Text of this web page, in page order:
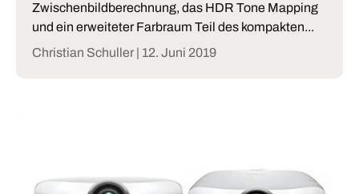
Zwischenbildberechnung, das HDR Tone Mapping
und ein erweiteter Farbraum Teil des kompakten...
Christian Schuller | 12. Juni 2019